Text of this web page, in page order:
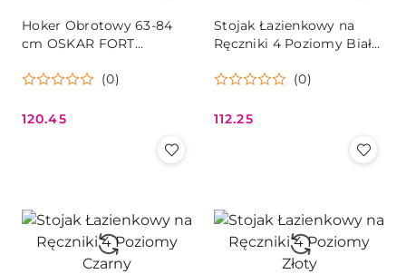
Hoker Obrotowy 63-84
cm OSKAR FORT
(0)
Cena:
120.45
Stojak Łazienkowy na
Ręczniki 4 Poziomy Biały
(0)
Cena:
112.25